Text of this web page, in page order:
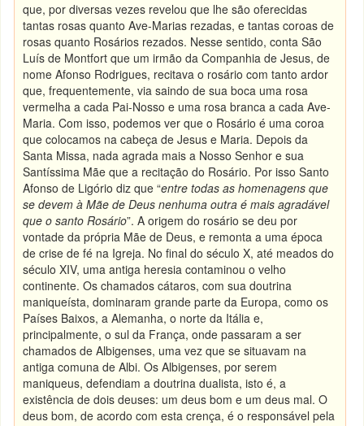
que, por diversas vezes revelou que lhe são oferecidas
tantas rosas quanto Ave-Marias rezadas, e tantas coroas de
rosas quanto Rosários rezados. Nesse sentido, conta São
Luís de Montfort que um irmão da Companhia de Jesus, de
nome Afonso Rodrigues, recitava o rosário com tanto ardor
que, frequentemente, via saindo de sua boca uma rosa
vermelha a cada Pai-Nosso e uma rosa branca a cada Ave-
Maria. Com isso, podemos ver que o Rosário é uma coroa
que colocamos na cabeça de Jesus e Maria. Depois da
Santa Missa, nada agrada mais a Nosso Senhor e sua
Santíssima Mãe que a recitação do Rosário. Por isso Santo
Afonso de Ligório diz que “entre todas as homenagens que
se devem à Mãe de Deus nenhuma outra é mais agradável
que o santo Rosário”. A origem do rosário se deu por
vontade da própria Mãe de Deus, e remonta a uma época
de crise de fé na Igreja. No final do século X, até meados do
século XIV, uma antiga heresia contaminou o velho
continente. Os chamados cátaros, com sua doutrina
maniqueísta, dominaram grande parte da Europa, como os
Países Baixos, a Alemanha, o norte da Itália e,
principalmente, o sul da França, onde passaram a ser
chamados de Albigenses, uma vez que se situavam na
antiga comuna de Albi. Os Albigenses, por serem
maniqueus, defendiam a doutrina dualista, isto é, a
existência de dois deuses: um deus bom e um deus mal. O
deus bom, de acordo com esta crença, é o responsável pela